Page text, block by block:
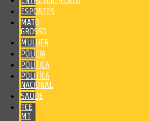
ESPORTES
MATO
GROSSO
MULHER
POLÍCIA
POLÍTICA
POLITÍCA
NACIONAL
SAÚDE
TCE
MT